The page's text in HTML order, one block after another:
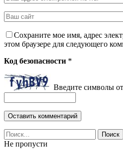
Сохраните мое имя, адрес
этом браузере для следующего
Код безопасности *
Введите символы
Не пропусти